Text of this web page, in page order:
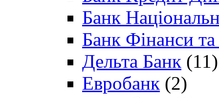
Банк
Банк Фінанси
Дельта Банк (11)
Евробанк (2)